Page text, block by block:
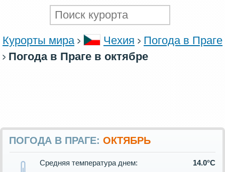
Курорты мира Чехия
Погода в Праге
Погода в Праге в октябре
ПОГОДА В ПРАГЕ: ОКТЯБРЬ
Средняя температура днем:
14.0°C